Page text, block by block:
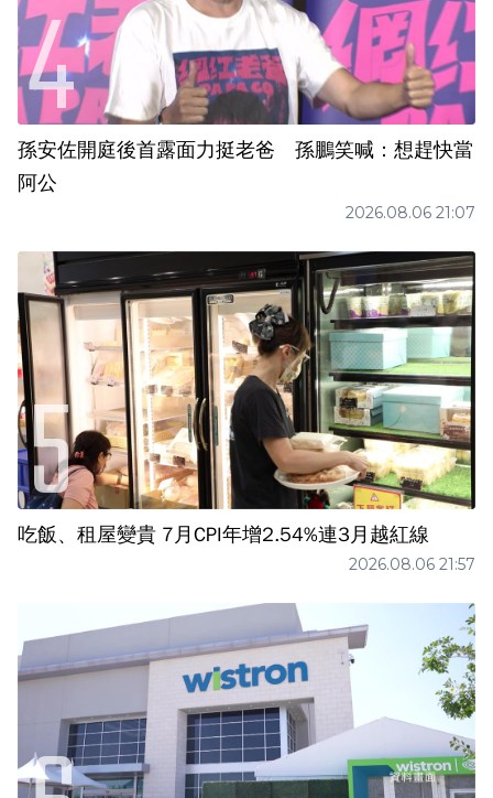
孫安佐開庭後首露面力挺老爸 孫鵬笑喊：想趕快當
阿公
2026.08.06 21:07
吃飯、租屋變貴 7月CPI年增2.54%連3月越紅線
2026.08.06 21:57